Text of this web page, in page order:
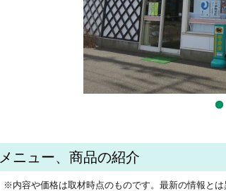
メニュー、商品の紹介
※内容や価格は取材時点のものです。最新の情報と